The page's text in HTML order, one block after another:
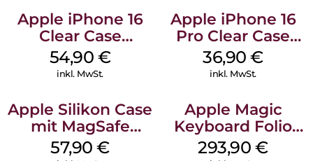
Apple iPhone 16
Clear Case
MagSafe
Transparent
54,90 €
inkl. MwSt.
Apple iPhone 16
Pro Clear Case
MagSafe
Transparent
36,90€
inkl. MwSt.
Apple Silikon Case
mit MagSafe
iPhone 14 Pro
57,90€
Apple Magic
Keyboard Folio
iPad 10.9″ (10.Gen.)
293,90€